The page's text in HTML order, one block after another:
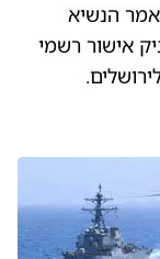
הנשיא
אישור רשמי